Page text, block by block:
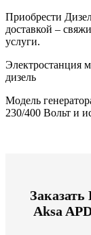
Приобрести
доставкой –
услуги.
Электростанция
дизель
Модель
230/400 Вольт и
Заказать
Aksa